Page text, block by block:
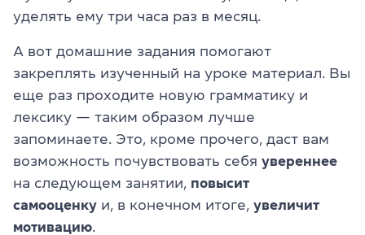
уделять ему три часа раз в месяц.
А вот домашние задания помогают
закреплять изученный на уроке материал. Вы
еще раз проходите новую грамматику и
лексику — таким образом лучше
запоминаете. Это, кроме прочего, даст вам
возможность почувствовать себя увереннее
на следующем занятии, повысит
самооценку и, в конечном итоге, увеличит
мотивацию.